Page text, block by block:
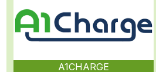
A1CHARGE